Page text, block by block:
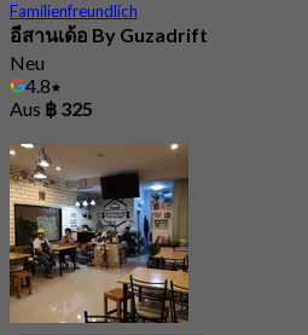
Familienfreundlich
อีสานเด้อ By Guzadrift
Neu
4.8
Aus ฿ 325